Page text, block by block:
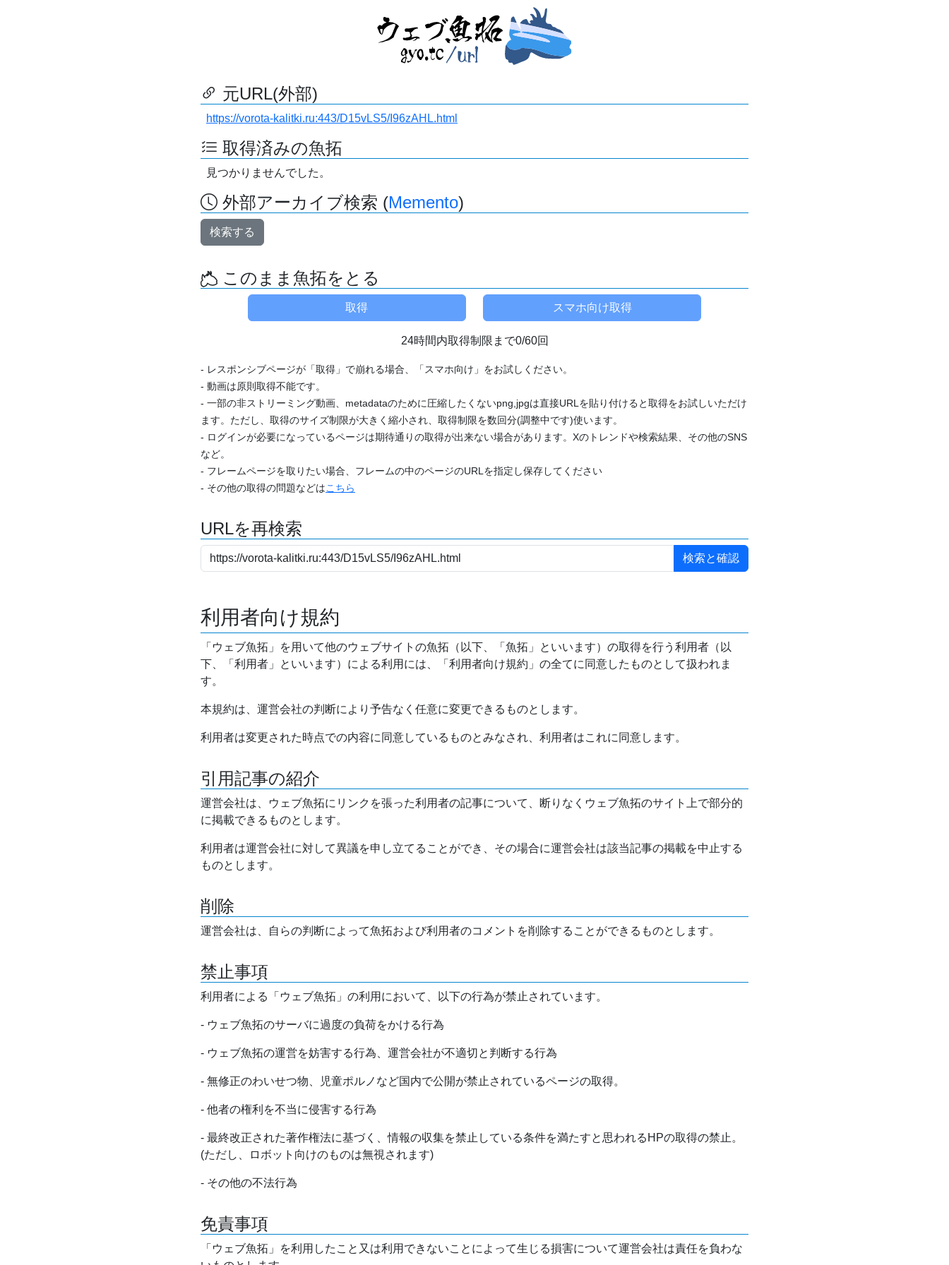
元URL(外部)
https://vorota-kalitki.ru:443/D15vLS5/I96zAHL.html
取得済みの魚拓
見つかりませんでした。
外部アーカイブ検索 (Memento)
検索する
このまま魚拓をとる
24時間内取得制限まで0/60回
- レスポンシブページが「取得」で崩れる場合、「スマホ向け」をお試しください。
- 動画は原則取得不能です。
- 一部の非ストリーミング動画、metadataのために圧縮したくないpng,jpgは直接URLを貼り付けると取得をお試しいただけ
ます。ただし、取得のサイズ制限が大きく縮小され、取得制限を数回分(調整中です)使います。
- ログインが必要になっているページは期待通りの取得が出来ない場合があります。Xのトレンドや検索結果、その他のSNS
など。
- フレームページを取りたい場合、フレームの中のページのURLを指定し保存してください
- その他の取得の問題などはこちら
URLを再検索
利用者向け規約
「ウェブ魚拓」を用いて他のウェブサイトの魚拓（以下、「魚拓」といいます）の取得を行う利用者（以
下、「利用者」といいます）による利用には、「利用者向け規約」の全てに同意したものとして扱われま
す。
本規約は、運営会社の判断により予告なく任意に変更できるものとします。
利用者は変更された時点での内容に同意しているものとみなされ、利用者はこれに同意します。
引用記事の紹介
運営会社は、ウェブ魚拓にリンクを張った利用者の記事について、断りなくウェブ魚拓のサイト上で部分的
に掲載できるものとします。
利用者は運営会社に対して異議を申し立てることができ、その場合に運営会社は該当記事の掲載を中止する
ものとします。
削除
運営会社は、自らの判断によって魚拓および利用者のコメントを削除することができるものとします。
禁止事項
利用者による「ウェブ魚拓」の利用において、以下の行為が禁止されています。
- ウェブ魚拓のサーバに過度の負荷をかける行為
- ウェブ魚拓の運営を妨害する行為、運営会社が不適切と判断する行為
- 無修正のわいせつ物、児童ポルノなど国内で公開が禁止されているページの取得。
- 他者の権利を不当に侵害する行為
- 最終改正された著作権法に基づく、情報の収集を禁止している条件を満たすと思われるHPの取得の禁止。
(ただし、ロボット向けのものは無視されます)
- その他の不法行為
免責事項
「ウェブ魚拓」を利用したこと又は利用できないことによって生じる損害について運営会社は責任を負わな